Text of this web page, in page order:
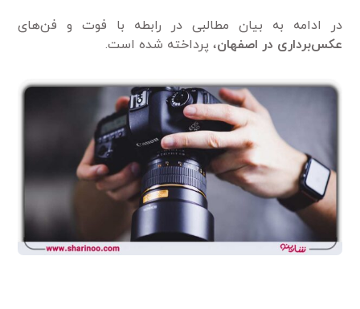
در ادامه به بیان مطالبی در رابطه با فوت و فن‌های
عکس‌برداری در اصفهان، پرداخته شده است.